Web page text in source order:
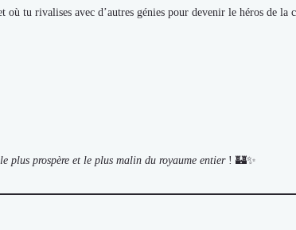
où tu rivalises avec d’autres génies pour devenir le héros de
plus prospère et le plus malin du royaume entier! 🏰✨